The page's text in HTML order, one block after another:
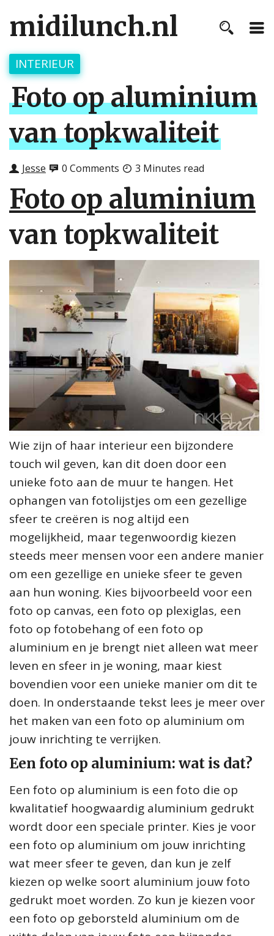
midilunch.nl
INTERIEUR
Foto op aluminium
van topkwaliteit
Jesse 0 Comments 3 Minutes read
Foto op aluminium
van topkwaliteit
Wie zijn of haar interieur een bijzondere
touch wil geven, kan dit doen door een
unieke foto aan de muur te hangen. Het
ophangen van fotolijstjes om een gezellige
sfeer te creëren is nog altijd een
mogelijkheid, maar tegenwoordig kiezen
steeds meer mensen voor een andere manier
om een gezellige en unieke sfeer te geven
aan hun woning. Kies bijvoorbeeld voor een
foto op canvas, een foto op plexiglas, een
foto op fotobehang of een foto op
aluminium en je brengt niet alleen wat meer
leven en sfeer in je woning, maar kiest
bovendien voor een unieke manier om dit te
doen. In onderstaande tekst lees je meer over
het maken van een foto op aluminium om
jouw inrichting te verrijken.
Een foto op aluminium: wat is dat?
Een foto op aluminium is een foto die op
kwalitatief hoogwaardig aluminium gedrukt
wordt door een speciale printer. Kies je voor
een foto op aluminium om jouw inrichting
wat meer sfeer te geven, dan kun je zelf
kiezen op welke soort aluminium jouw foto
gedrukt moet worden. Zo kun je kiezen voor
een foto op geborsteld aluminium om de